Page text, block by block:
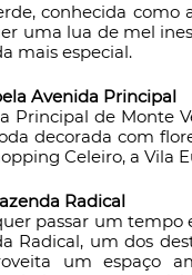
conhecida como
uma lua de mel
mais especial.
Avenida Principal
Principal de Monte
decorada com
Celeiro, a Vila
Radical
passar um
Radical, um dos
um espaço